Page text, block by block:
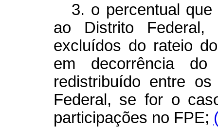
3. o percentual
ao Distrito
excluídos do rateio
em decorrência
redistribuído entre
Federal, se for o
participações no FPE;